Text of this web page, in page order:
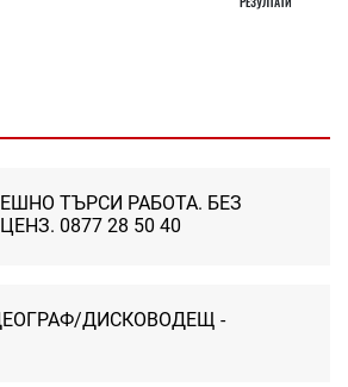
ТЪРСИ РАБОТА. БЕЗ
0877 28 50 40
ДИСКОВОДЕЩ -